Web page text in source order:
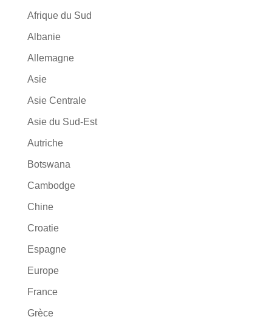
Afrique du Sud
Albanie
Allemagne
Asie
Asie Centrale
Asie du Sud-Est
Autriche
Botswana
Cambodge
Chine
Croatie
Espagne
Europe
France
Grèce